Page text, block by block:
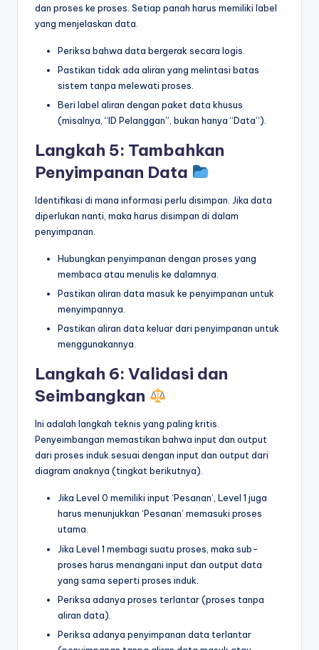
dan proses ke proses. Setiap panah harus memiliki label
yang menjelaskan data.
Periksa bahwa data bergerak secara logis.
Pastikan tidak ada aliran yang melintasi batas
sistem tanpa melewati proses.
Beri label aliran dengan paket data khusus
(misalnya, “ID Pelanggan”, bukan hanya “Data”).
Langkah 5: Tambahkan
Penyimpanan Data
Identifikasi di mana informasi perlu disimpan. Jika data
diperlukan nanti, maka harus disimpan di dalam
penyimpanan.
Hubungkan penyimpanan dengan proses yang
membaca atau menulis ke dalamnya.
Pastikan aliran data masuk ke penyimpanan untuk
menyimpannya.
Pastikan aliran data keluar dari penyimpanan untuk
menggunakannya.
Langkah 6: Validasi dan
Seimbangkan
Ini adalah langkah teknis yang paling kritis.
Penyeimbangan memastikan bahwa input dan output
dari proses induk sesuai dengan input dan output dari
diagram anaknya (tingkat berikutnya).
Jika Level 0 memiliki input ‘Pesanan’, Level 1 juga
harus menunjukkan ‘Pesanan’ memasuki proses
utama.
Jika Level 1 membagi suatu proses, maka sub-
proses harus menangani input dan output data
yang sama seperti proses induk.
Periksa adanya proses terlantar (proses tanpa
aliran data).
Periksa adanya penyimpanan data terlantar